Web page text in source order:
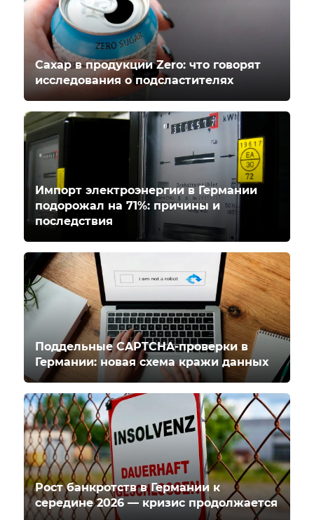
Сахар в продукции Zero: что говорят
исследования о подсластителях
Импорт электроэнергии в Германии
подорожал на 71%: причины и
последствия
Поддельные CAPTCHA-проверки в
Германии: новая схема кражи данных
Рост банкротств в Германии к
середине 2026 — кризис продолжается